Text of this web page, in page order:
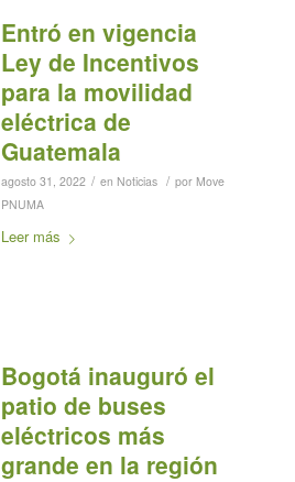
Entró en vigencia
Ley de Incentivos
para la movilidad
eléctrica de
Guatemala
agosto 31, 2022 / en Noticias / por Move
PNUMA
Leer más
Bogotá inauguró el
patio de buses
eléctricos más
grande en la región